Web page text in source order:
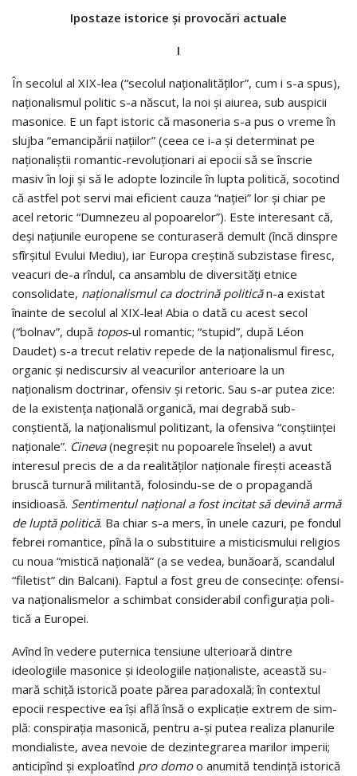
Ipostaze istorice şi provocări actuale
I
În secolul al XIX-lea (“secolul naţionalităţilor”, cum i s-a spus),
naţionalismul po­li­tic s-a născut, la noi şi aiurea, sub auspicii
masonice. E un fapt istoric că masoneria s-a pus o vreme în
slujba “emancipării naţiilor” (ceea ce i-a şi determinat pe
naţionaliştii romantic-revoluţionari ai epocii să se înscrie
masiv în loji şi să le adopte lozincile în lupta politică, socotind
că astfel pot servi mai eficient cauza “na­ţiei” lor şi chiar pe
acel retoric “Dumnezeu al popoarelor”). Este interesant că,
deşi naţiunile europene se conturaseră de­mult (încă dinspre
sfîrşitul Evului Me­diu), iar Europa creştină subzistase firesc,
veacuri de-a rîn­dul, ca ansamblu de diversităţi etnice
consolidate, naţi­o­nalismul ca doctrină poli­ticăn-a existat
înainte de seco­lul al XIX-lea! Abia o dată cu acest secol
(“bolnav”, după topos-ul romantic; “stu­pid”, după Léon
Daudet) s-a trecut relativ repede de la naţi­o­na­lismul firesc,
organic şi nedis­cur­siv al veacurilor ante­rioare la un
naţionalism doctrinar, o­fen­siv şi retoric. Sau s-ar putea zice:
de la existenţa naţi­o­nală organică, mai degrabă sub­
conştientă, la naţionalis­mul politizant, la ofensiva “con­ştiinţei
naţionale”. Cineva(negre­şit nu popoarele însele!) a avut
interesul precis de a da realităţilor naţionale fireşti a­ceastă
bruscă turnură mili­tantă, folosindu-se de o propagan­dă
insidioasă. Sen­­ti­men­tul na­ţi­o­nal a fost incitat să devină armă
de luptă politică. Ba chiar s-a mers, în unele cazuri, pe fondul
fe­brei romantice, pînă la o sub­stituire a misticismului reli­gios
cu noua “mistică naţiona­lă” (a se vedea, bună­oară, scandalul
“filetist” din Balcani). Faptul a fost greu de con­secinţe: ofen­si­
va na­ţi­o­nalismelor a schimbat consi­de­rabil configuraţia po­­li­­
tică a Europei.
Avînd în vedere puternica tensiune ulterioară dintre
ideologiile masonice şi ideo­logiile naţionaliste, această su­­
mară schiţă istorică poate părea paradoxală; în con­tex­tul
epocii respective ea îşi află însă o explicaţie extrem de sim­
plă: conspiraţia masonică, pen­tru a-şi putea realiza planurile
mondialiste, avea nevoie de dezintegrarea mari­lor imperii;
anti­cipînd şi exploatînd pro domoo anumită tendinţă isto­ri­că